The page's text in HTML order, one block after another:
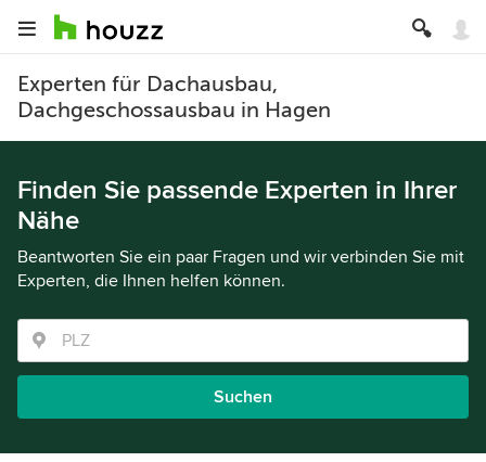
Experten für Dachausbau,
Dachgeschossausbau in Hagen
Finden Sie passende Experten in Ihrer
Nähe
Beantworten Sie ein paar Fragen und wir verbinden Sie mit
Experten, die Ihnen helfen können.
Suchen